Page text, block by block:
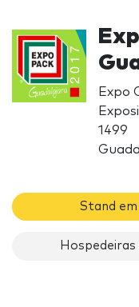
Expo
1499
Stand
Hospedeiras